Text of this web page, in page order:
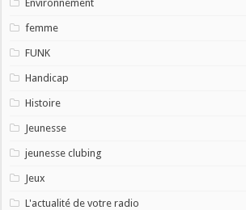
Environnement
femme
FUNK
Handicap
Histoire
Jeunesse
jeunesse clubing
Jeux
L'actualité de votre radio